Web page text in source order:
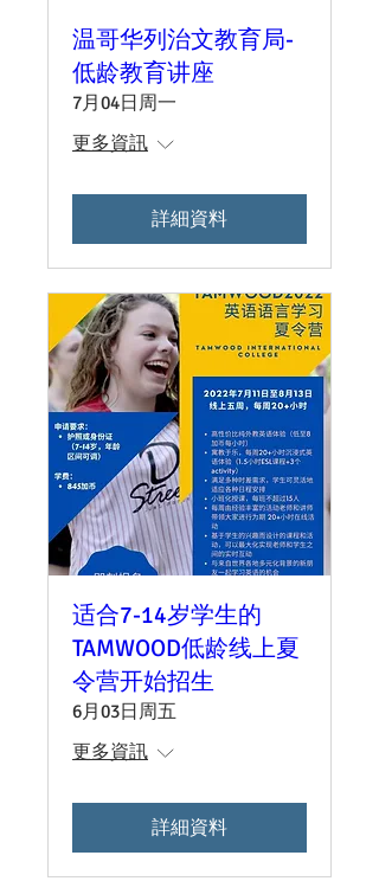
温哥华列治文教育局-
低龄教育讲座
7月04日周一
更多資訊
詳細資料
适合7-14岁学生的
TAMWOOD低龄线上夏
令营开始招生
6月03日周五
更多資訊
詳細資料